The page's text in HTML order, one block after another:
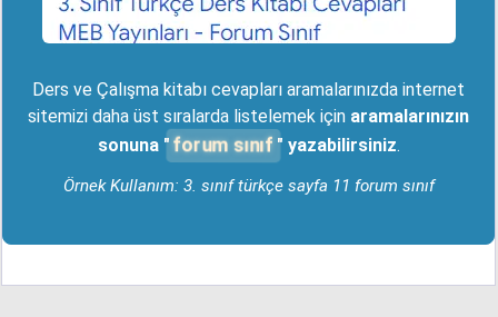
Ders ve Çalışma kitabı cevapları aramalarınızda internet
sitemizi daha üst sıralarda listelemek için aramalarınızın
sonuna " forum sınıf " yazabilirsiniz.
Örnek Kullanım: 3. sınıf türkçe sayfa 11 forum sınıf